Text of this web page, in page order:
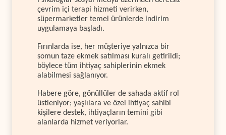
çevrim içi terapi hizmeti verirken,
süpermarketler temel ürünlerde indirim
uygulamaya başladı.
Fırınlarda ise, her müşteriye yalnızca bir
somun taze ekmek satılması kuralı getirildi;
böylece tüm ihtiyaç sahiplerinin ekmek
alabilmesi sağlanıyor.
Habere göre, gönüllüler de sahada aktif rol
üstleniyor; yaşlılara ve özel ihtiyaç sahibi
kişilere destek, ihtiyaçların temini gibi
alanlarda hizmet veriyorlar.